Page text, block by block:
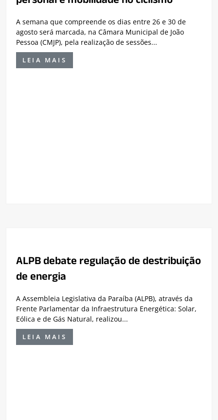
A semana que compreende os dias entre 26 e 30 de
agosto será marcada, na Câmara Municipal de João
Pessoa (CMJP), pela realização de sessões...
LEIA MAIS
ALPB debate regulação de destribuição
de energia
A Assembleia Legislativa da Paraíba (ALPB), através da
Frente Parlamentar da Infraestrutura Energética: Solar,
Eólica e de Gás Natural, realizou...
LEIA MAIS